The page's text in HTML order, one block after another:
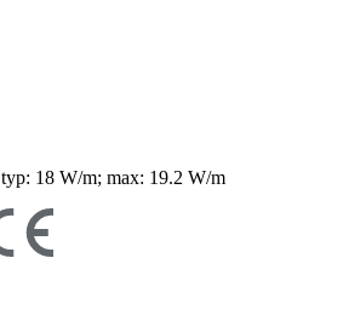
typ: 18 W/m; max: 19.2 W/m